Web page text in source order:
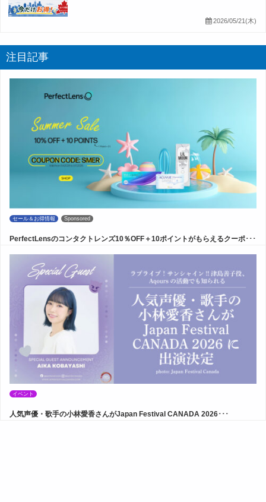
2026/05/21(木)
注目記事
セール＆お得情報 Sponsored
PerfectLensのコンタクトレンズ10％OFF＋10ポイントがもらえるクーポ･･･
イベント
人気声優・歌手の小林愛香さんがJapan Festival CANADA 2026･･･